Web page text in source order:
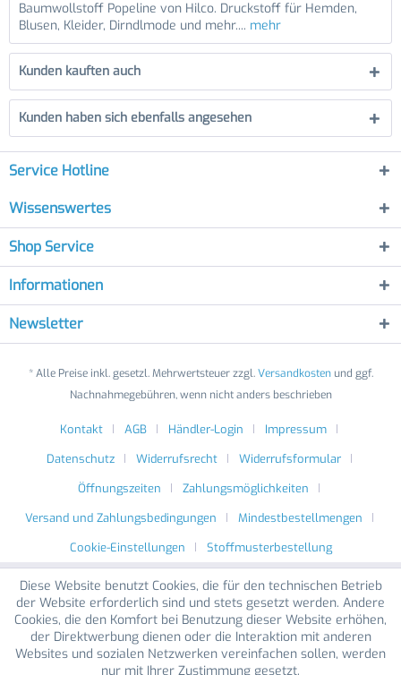
Baumwollstoff Popeline von Hilco. Druckstoff für Hemden,
Blusen, Kleider, Dirndlmode und mehr.... mehr
Kunden kauften auch
Kunden haben sich ebenfalls angesehen
Service Hotline
Wissenswertes
Shop Service
Informationen
Newsletter
* Alle Preise inkl. gesetzl. Mehrwertsteuer zzgl.Versandkostenund ggf.
Nachnahmegebühren, wenn nicht anders beschrieben
Kontakt AGB Händler-Login
Impressum
Datenschutz
Widerrufsrecht
Widerrufsformular
Öffnungszeiten
Zahlungsmöglichkeiten
Versand und Zahlungsbedingungen
Mindestbestellmengen
Cookie-Einstellungen
Stoffmusterbestellung
Diese Website benutzt Cookies, die für den technischen Betrieb
der Website erforderlich sind und stets gesetzt werden. Andere
Cookies, die den Komfort bei Benutzung dieser Website erhöhen,
der Direktwerbung dienen oder die Interaktion mit anderen
Websites und sozialen Netzwerken vereinfachen sollen, werden
nur mit Ihrer Zustimmung gesetzt.